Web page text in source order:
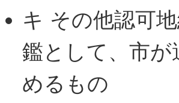
キ その他認可
鑑として、市
めるもの